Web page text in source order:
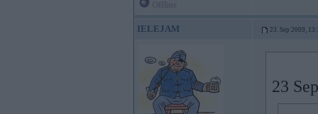
IELEJAM 23. Sep 2009,
23